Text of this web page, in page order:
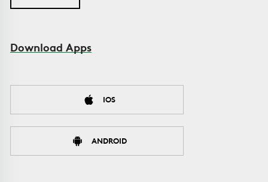
Download Apps
IOS
ANDROID